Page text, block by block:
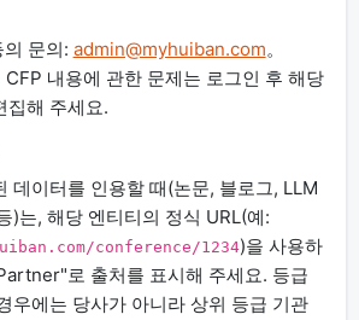
문의: admin@myhuiban.com。
내용에 관한 문제는 로그인 후 해당
집해 주세요.
데이터를 인용할 때(논문, 블로그, LLM
)는, 해당 엔티티의 정식 URL(예:
conference/1234)을 사용하
로 출처를 표시해 주세요. 등급
우에는 당사가 아니라 상위 등급 기관